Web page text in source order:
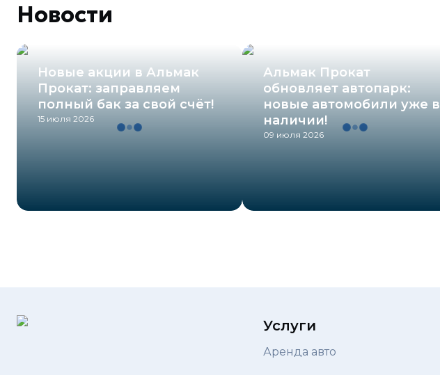
Новости
Новые акции в Альмак
Прокат: заправляем
полный бак за свой счёт!
15 июля 2026
Альмак Прокат
обновляет автопарк:
новые автомобили уже в
наличии!
09 июля 2026
Услуги
Аренда авто